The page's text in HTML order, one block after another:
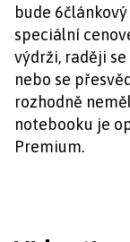
bude
speciální
výdrži, raději
nebo se
rozhodně
notebooku je
Premium.